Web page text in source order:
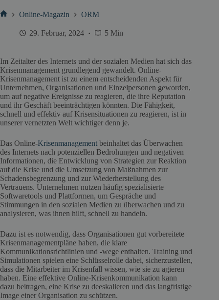
Online-Magazin ORM
29. Februar, 2024 5 Min
Im Zeitalter des Internets und der sozialen Medien hat sich das
Krisenmanagement grundlegend gewandelt. Online-
Krisenmanagement ist zu einem entscheidenden Aspekt für
Unternehmen, Organisationen und Einzelpersonen geworden,
um auf negative Ereignisse zu reagieren, die ihre Reputation
und ihr Geschäft beeinträchtigen könnten. Die Fähigkeit,
schnell und effektiv auf Krisensituationen zu reagieren, ist in
unserer vernetzten Welt wichtiger denn je.
Das Online-Krisenmanagement beinhaltet das Überwachen
des Internets nach potenziellen Bedrohungen und negativen
Informationen, die Entwicklung von Strategien zur Reaktion
auf die Krise und die Umsetzung von Maßnahmen zur
Schadensbegrenzung und zur Wiederherstellung des
Vertrauens. Unternehmen nutzen häufig spezialisierte
Softwaretools und Plattformen, um Gespräche und
Stimmungen in den sozialen Medien zu überwachen und zu
analysieren, was ihnen hilft, schnell zu handeln.
Dazu ist es notwendig, dass Organisationen gut vorbereitete
Krisenmanagementpläne haben, die klare
Kommunikationsrichtlinien und -wege enthalten. Training und
Simulationen spielen eine Schlüsselrolle dabei, sicherzustellen,
dass die Mitarbeiter im Krisenfall wissen, wie sie zu agieren
haben. Eine effektive Online-Krisenkommunikation kann
dazu beitragen, eine Krise zu deeskalieren und das langfristige
Image einer Organisation zu schützen.